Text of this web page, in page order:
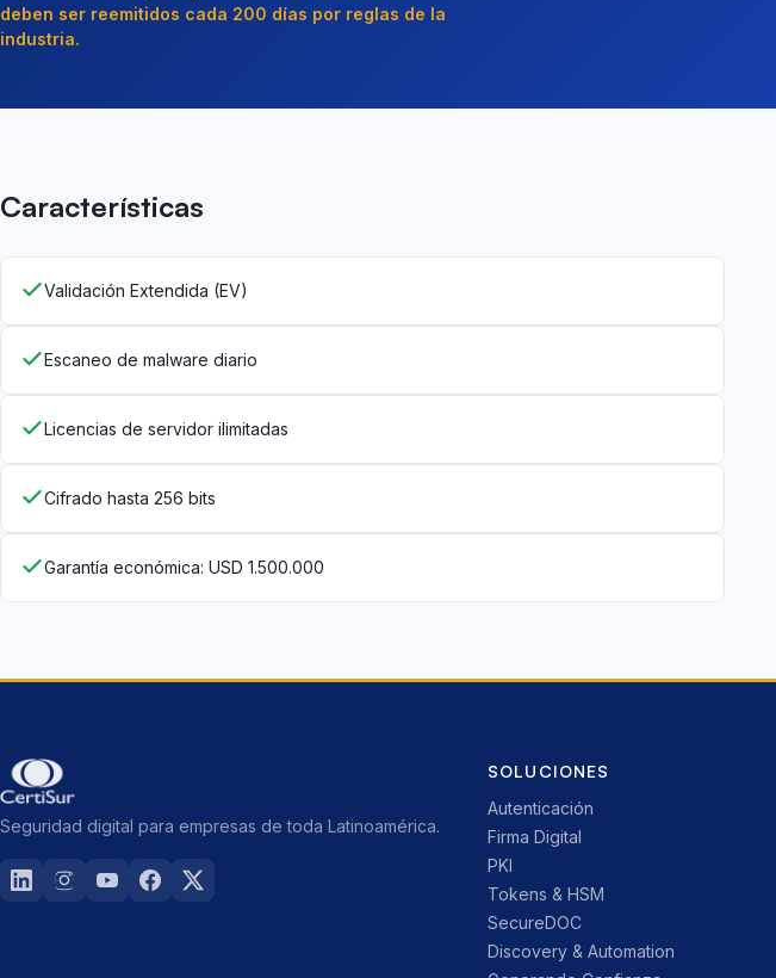
deben ser reemitidos cada 200 días por reglas de la
industria.
Características
Validación Extendida (EV)
Escaneo de malware diario
Licencias de servidor ilimitadas
Cifrado hasta 256 bits
Garantía económica: USD 1.500.000
Seguridad digital para empresas de toda Latinoamérica.
SOLUCIONES
Autenticación
Firma Digital
PKI
Tokens & HSM
SecureDOC
Discovery & Automation